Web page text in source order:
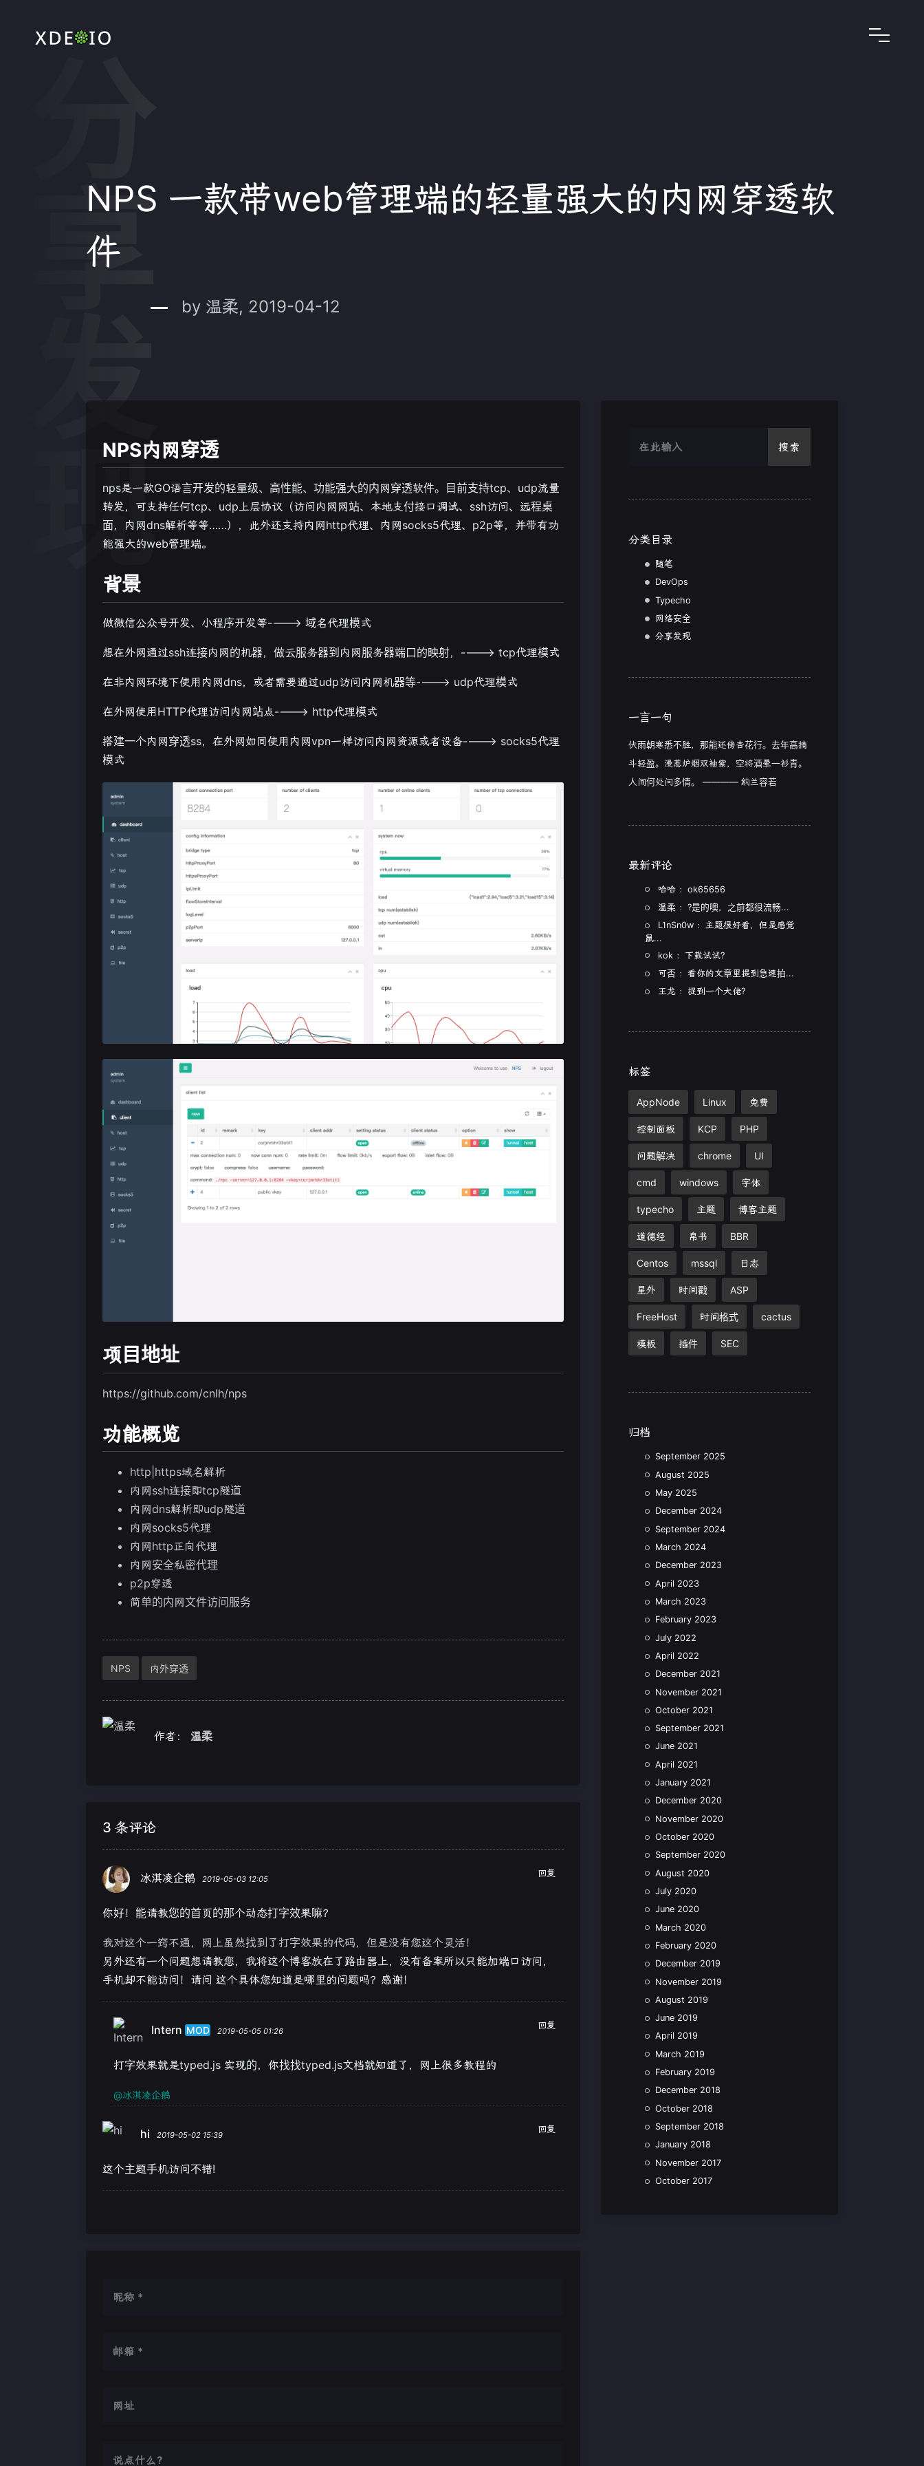
分享发现
NPS 一款带web管理端的轻量强大的内网穿透软
件
by 温柔, 2019-04-12
NPS内网穿透
nps是一款GO语言开发的轻量级、高性能、功能强大的内网穿透软件。目前支持tcp、udp流量
转发，可支持任何tcp、udp上层协议（访问内网网站、本地支付接口调试、ssh访问、远程桌
面，内网dns解析等等……），此外还支持内网http代理、内网socks5代理、p2p等，并带有功
能强大的web管理端。
背景
做微信公众号开发、小程序开发等----> 域名代理模式
想在外网通过ssh连接内网的机器，做云服务器到内网服务器端口的映射，----> tcp代理模式
在非内网环境下使用内网dns，或者需要通过udp访问内网机器等----> udp代理模式
在外网使用HTTP代理访问内网站点----> http代理模式
搭建一个内网穿透ss，在外网如同使用内网vpn一样访问内网资源或者设备----> socks5代理
模式
项目地址
https://github.com/cnlh/nps
功能概览
http|https域名解析
内网ssh连接即tcp隧道
内网dns解析即udp隧道
内网socks5代理
内网http正向代理
内网安全私密代理
p2p穿透
简单的内网文件访问服务
NPS 内外穿透
作者： 温柔
3 条评论
回复
冰淇凌企鹅 2019-05-03 12:05
你好！能请教您的首页的那个动态打字效果嘛？
我对这个一窍不通，网上虽然找到了打字效果的代码，但是没有您这个灵活！
另外还有一个问题想请教您，我将这个博客放在了路由器上，没有备案所以只能加端口访问，
手机却不能访问！请问 这个具体您知道是哪里的问题吗？感谢！
回复
Intern MOD 2019-05-05 01:26
打字效果就是typed.js 实现的，你找找typed.js文档就知道了，网上很多教程的
@冰淇凌企鹅
回复
hi 2019-05-02 15:39
这个主题手机访问不错!
搜索
分类目录
随笔
DevOps
Typecho
网络安全
分享发现
一言一句
伏雨朝寒悉不胜，那能还傍杏花行。去年高摘
斗轻盈。漫惹炉烟双袖紫，空将酒晕一衫青。
人间何处问多情。 ———— 纳兰容若
最新评论
哈哈 ：ok65656
温柔 ：?是的噢，之前都很流畅...
L1nSn0w ：主题很好看，但是感觉
鼠...
kok ：下载试试?
可否 ：看你的文章里提到急速拍...
王龙 ：捉到一个大佬?
标签
AppNode Linux 免费
控制面板 KCP PHP
问题解决 chrome UI
cmd windows 字体
typecho 主题 博客主题
道德经 帛书 BBR
Centos mssql 日志
星外 时间戳 ASP
FreeHost 时间格式 cactus
模板 插件 SEC
归档
September 2025
August 2025
May 2025
December 2024
September 2024
March 2024
December 2023
April 2023
March 2023
February 2023
July 2022
April 2022
December 2021
November 2021
October 2021
September 2021
June 2021
April 2021
January 2021
December 2020
November 2020
October 2020
September 2020
August 2020
July 2020
June 2020
March 2020
February 2020
December 2019
November 2019
August 2019
June 2019
April 2019
March 2019
February 2019
December 2018
October 2018
September 2018
January 2018
November 2017
October 2017